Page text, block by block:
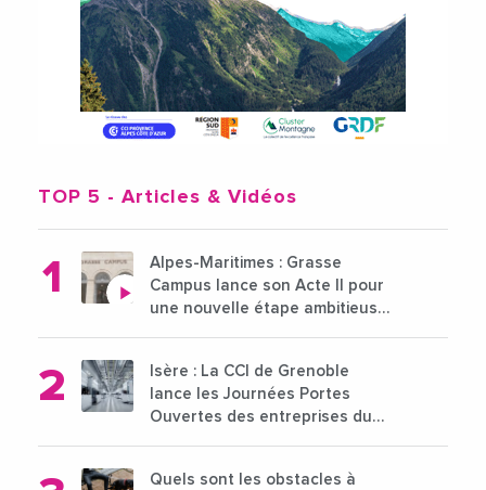
TOP 5 - Articles & Vidéos
Alpes-Maritimes : Grasse
Campus lance son Acte II pour
une nouvelle étape ambitieuse
Isère : La CCI de Grenoble
lance les Journées Portes
Ouvertes des entreprises du
Quels sont les obstacles à